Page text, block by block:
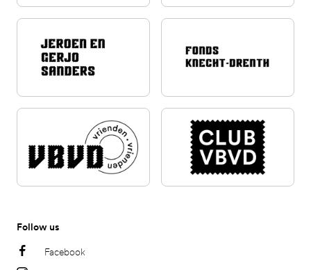
Follow us
Facebook